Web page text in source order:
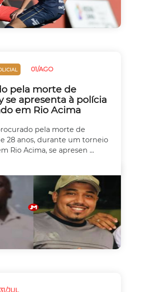
01/AGO
pela morte de
se apresenta à polícia
em Rio Acima
pela morte de
28 anos, durante um torneio
Rio Acima, se apresen ...
31/JUL